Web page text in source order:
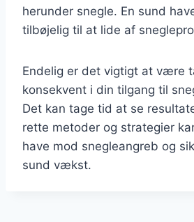
herunder snegle. En sund
tilbøjelig til at lide af
Endelig er det vigtigt at være
konsekvent i din tilgang til
Det kan tage tid at se
rette metoder og strategier
have mod snegleangreb og
sund vækst.